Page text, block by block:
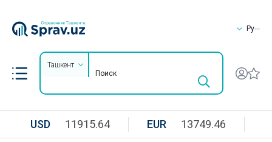
Ру
Ташкент
USD 11915.64 EUR 13749.46